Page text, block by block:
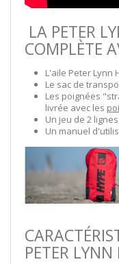
LA PETER
COMPLÈTE
L'aile Peter Lynn
Le sac de
Les poignées
livrée avec les
Un jeu de 2
Un manuel
PETER LYNN